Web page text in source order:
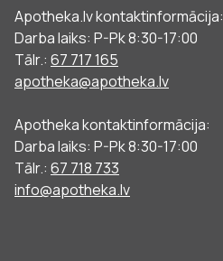
Apotheka.lv kontaktinformācija:
Darba laiks: P-Pk 8:30-17:00
Tālr.: 67 717 165
apotheka@apotheka.lv
Apotheka kontaktinformācija:
Darba laiks: P-Pk 8:30-17:00
Tālr.: 67 718 733
info@apotheka.lv